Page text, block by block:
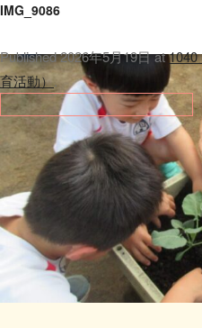
IMG_9086
Published2026年5月19日at1040
育活動）.